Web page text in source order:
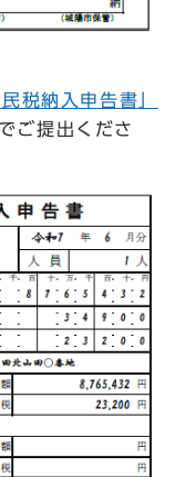
税納入申告書」
ご提出くださ